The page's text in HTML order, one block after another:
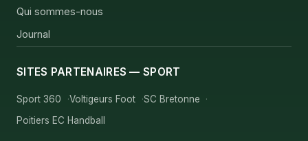
Qui sommes-nous
Journal
SITES PARTENAIRES — SPORT
Sport 360 Voltigeurs Foot
SC Bretonne
Poitiers EC Handball